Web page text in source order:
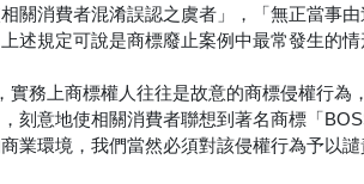
關消費者混淆誤認之虞者」，「無正當事
述規定可說是商標廢止案例中最常發生的情
實務上商標權人往往是故意的商標侵權行
，刻意地使相關消費者聯想到著名商標「
業環境，我們當然必須對該侵權行為予以譴